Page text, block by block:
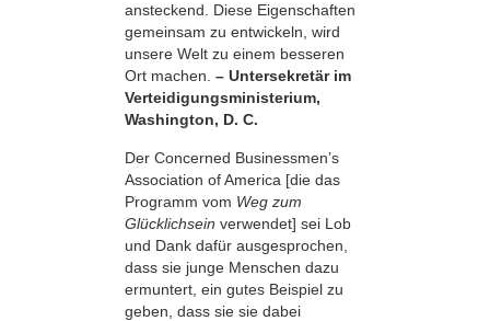
ansteckend. Diese Eigen­schaften
gemeinsam zu entwickeln, wird
unsere Welt zu einem besseren
Ort machen. – Untersekretär im
Verteidigungsministerium,
Washington, D. C.
Der Concerned Businessmen’s
Association of America [die das
Programm vom Weg zum
Glücklichsein verwendet] sei Lob
und Dank dafür ausgesprochen,
dass sie junge Menschen dazu
ermuntert, ein gutes Beispiel zu
geben, dass sie sie dabei